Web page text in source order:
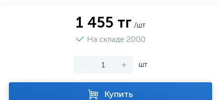
1 455 тг /шт
На складе 2000
- + шт
Купить